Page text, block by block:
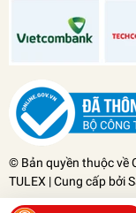
© Bản quyền thuộc về
TULEX | Cung cấp bởi
0₫